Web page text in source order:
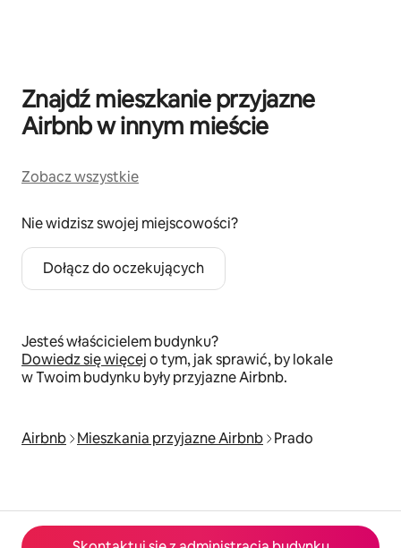
Znajdź mieszkanie przyjazne
Airbnb w innym mieście
Zobacz wszystkie
Nie widzisz swojej miejscowości?
Dołącz do oczekujących
Jesteś właścicielem budynku?
Dowiedz się więcejo tym, jak sprawić, by lokale
w Twoim budynku były przyjazne Airbnb.
Airbnb Mieszkania przyjazne Airbnb Prado